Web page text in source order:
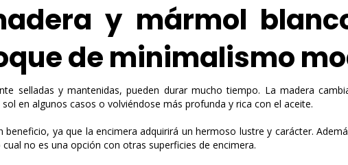
y mármol
de minimalismo
selladas y mantenidas, pueden durar mucho tiempo. La madera
en algunos casos o volviéndose más profunda y rica con el aceite.
ya que la encimera adquirirá un hermoso lustre y carácter.
no es una opción con otras superficies de encimera.